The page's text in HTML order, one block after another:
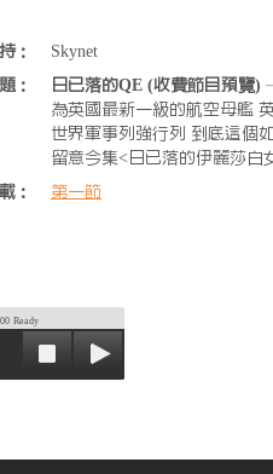
：
Skynet
：
日已落的QE (收費節目預覽)
為英國最新一級的航空母艦
世界軍事列強行列 到底這個
留意今集<日已落的伊麗莎白
：
第一節
Ready